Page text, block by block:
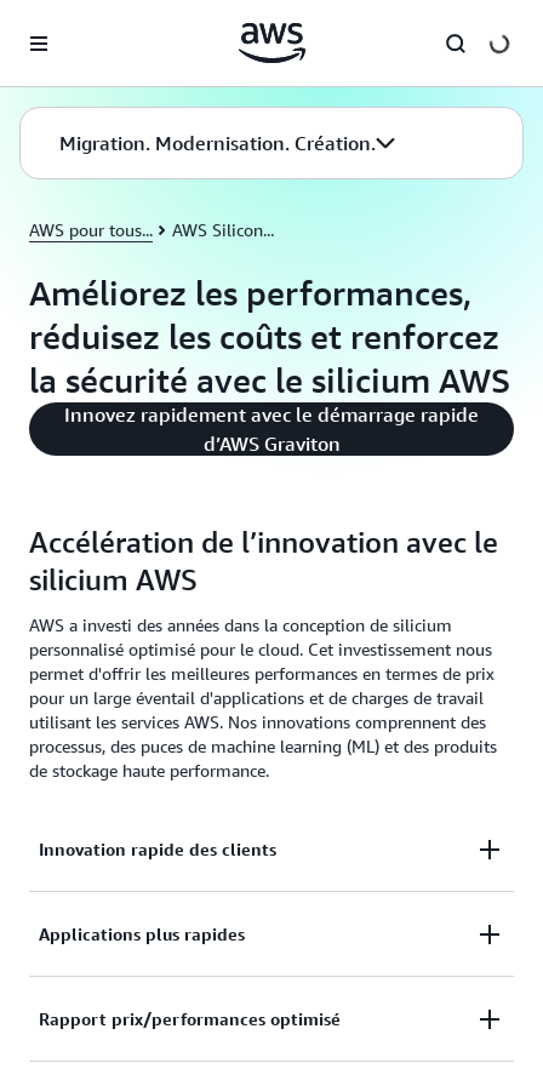
Migration. Modernisation. Création.
AWS pour tous... AWS Silicon...
Améliorez les performances,
réduisez les coûts et renforcez
la sécurité avec le silicium AWS
Innovez rapidement avec le démarrage rapide
d’AWS Graviton
Accélération de l’innovation avec le
silicium AWS
AWS a investi des années dans la conception de silicium
personnalisé optimisé pour le cloud. Cet investissement nous
permet d'offrir les meilleures performances en termes de prix
pour un large éventail d'applications et de charges de travail
utilisant les services AWS. Nos innovations comprennent des
processus, des puces de machine learning (ML) et des produits
de stockage haute performance.
Innovation rapide des clients
AWS a réimaginé la virtualisation avec AWS Nitro
fonctionnalités logicielles vers du matériel dédié, le
Applications plus rapides
Le silicium AWS offre des performances accrues
Rapport prix/performances optimisé